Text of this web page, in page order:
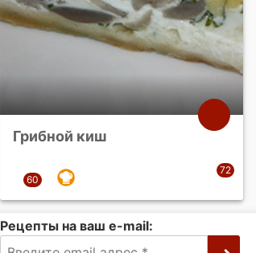
Грибной киш
Рецепты на ваш e-mail: